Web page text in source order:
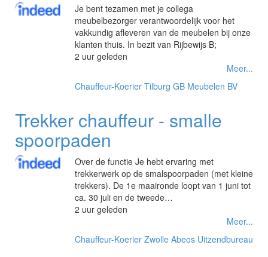
Je bent tezamen met je collega
meubelbezorger verantwoordelijk voor het
vakkundig afleveren van de meubelen bij onze
klanten thuis. In bezit van Rijbewijs B;
2 uur geleden
Meer...
Chauffeur-Koerier Tilburg GB Meubelen BV
Trekker chauffeur - smalle
spoorpaden
Over de functie Je hebt ervaring met
trekkerwerk op de smalspoorpaden (met kleine
trekkers). De 1e maaironde loopt van 1 juni tot
ca. 30 juli en de tweede…
2 uur geleden
Meer...
Chauffeur-Koerier Zwolle Abeos Uitzendbureau